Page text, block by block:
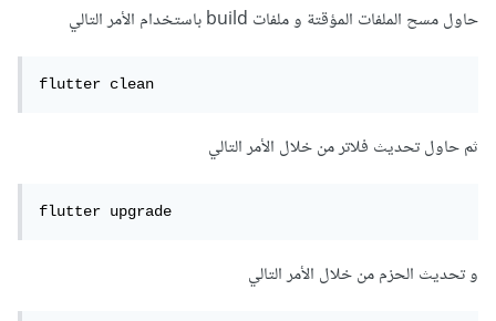
حاول مسح الملفات المؤقتة و ملفات build باستخدام الأمر التالي
flutter clean
ثم حاول تحديث فلاتر من خلال الأمر التالي
flutter upgrade
و تحديث الحزم من خلال الأمر التالي